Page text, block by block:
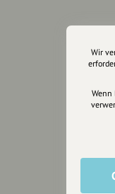
Wir
Wenn